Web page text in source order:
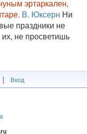
эртаркален,
В. Юксерн Ни
праздники не
не просветишь
| Вход